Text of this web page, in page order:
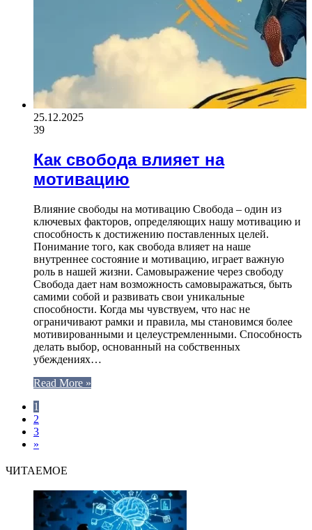
25.12.2025
39
Как свобода влияет на
мотивацию
Влияние свободы на мотивацию Свобода – один из
ключевых факторов, определяющих нашу мотивацию и
способность к достижению поставленных целей.
Понимание того, как свобода влияет на наше
внутреннее состояние и мотивацию, играет важную
роль в нашей жизни. Самовыражение через свободу
Свобода дает нам возможность самовыражаться, быть
самими собой и развивать свои уникальные
способности. Когда мы чувствуем, что нас не
ограничивают рамки и правила, мы становимся более
мотивированными и целеустремленными. Способность
делать выбор, основанный на собственных
убеждениях…
Read More »
1
2
3
»
ЧИТАЕМОЕ